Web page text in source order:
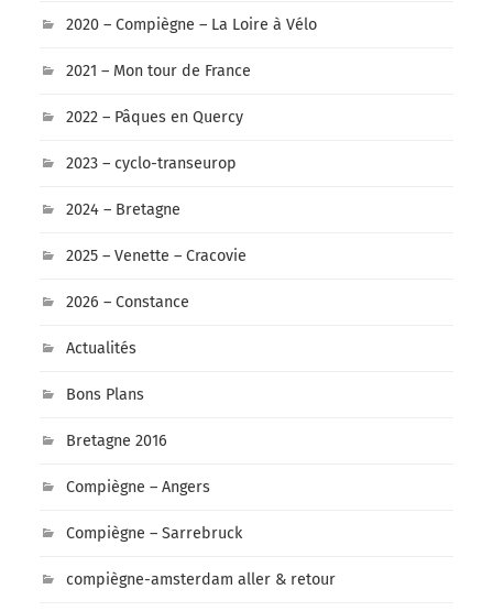
2020 – Compiègne – La Loire à Vélo
2021 – Mon tour de France
2022 – Pâques en Quercy
2023 – cyclo-transeurop
2024 – Bretagne
2025 – Venette – Cracovie
2026 – Constance
Actualités
Bons Plans
Bretagne 2016
Compiègne – Angers
Compiègne – Sarrebruck
compiègne-amsterdam aller & retour